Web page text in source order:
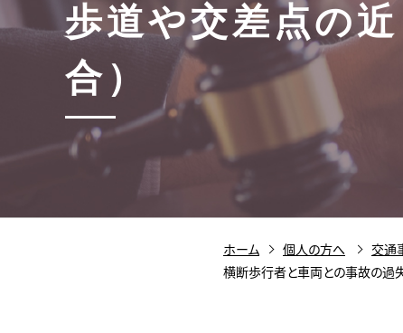
歩道や交差点の
合）
ホーム 個人の方へ 交通
横断歩行者と車両との事故の過